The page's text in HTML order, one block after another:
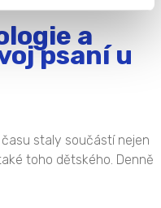
a
psaní u
staly součástí nejen
toho dětského. Denně